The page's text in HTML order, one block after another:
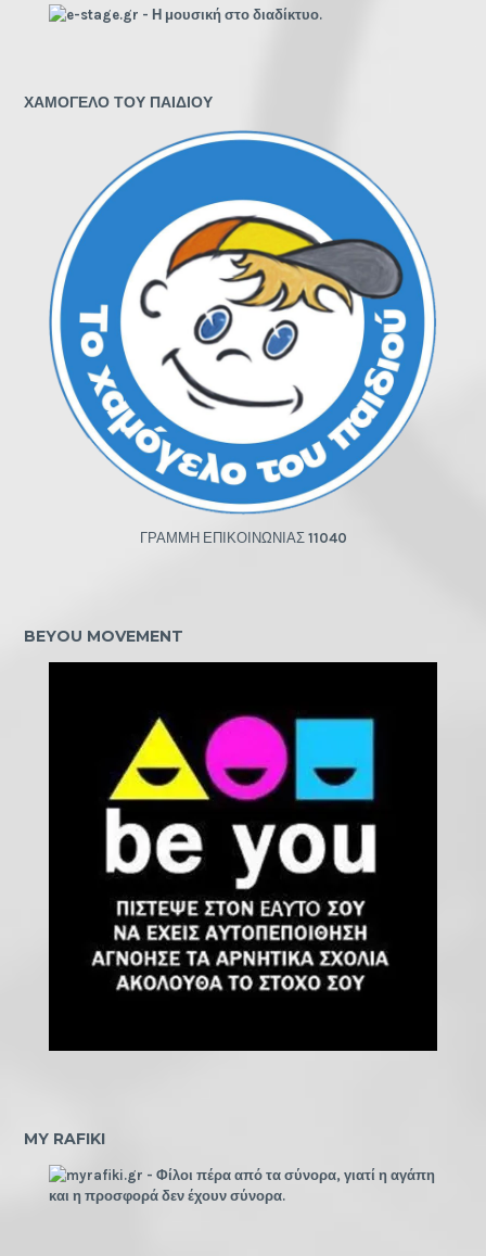
ΧΑΜΟΓΕΛΟ ΤΟΥ ΠΑΙΔΙΟΥ
ΓΡΑΜΜΗ ΕΠΙΚΟΙΝΩΝΙΑΣ 11040
BEYOU MOVEMENT
MY RAFIKI